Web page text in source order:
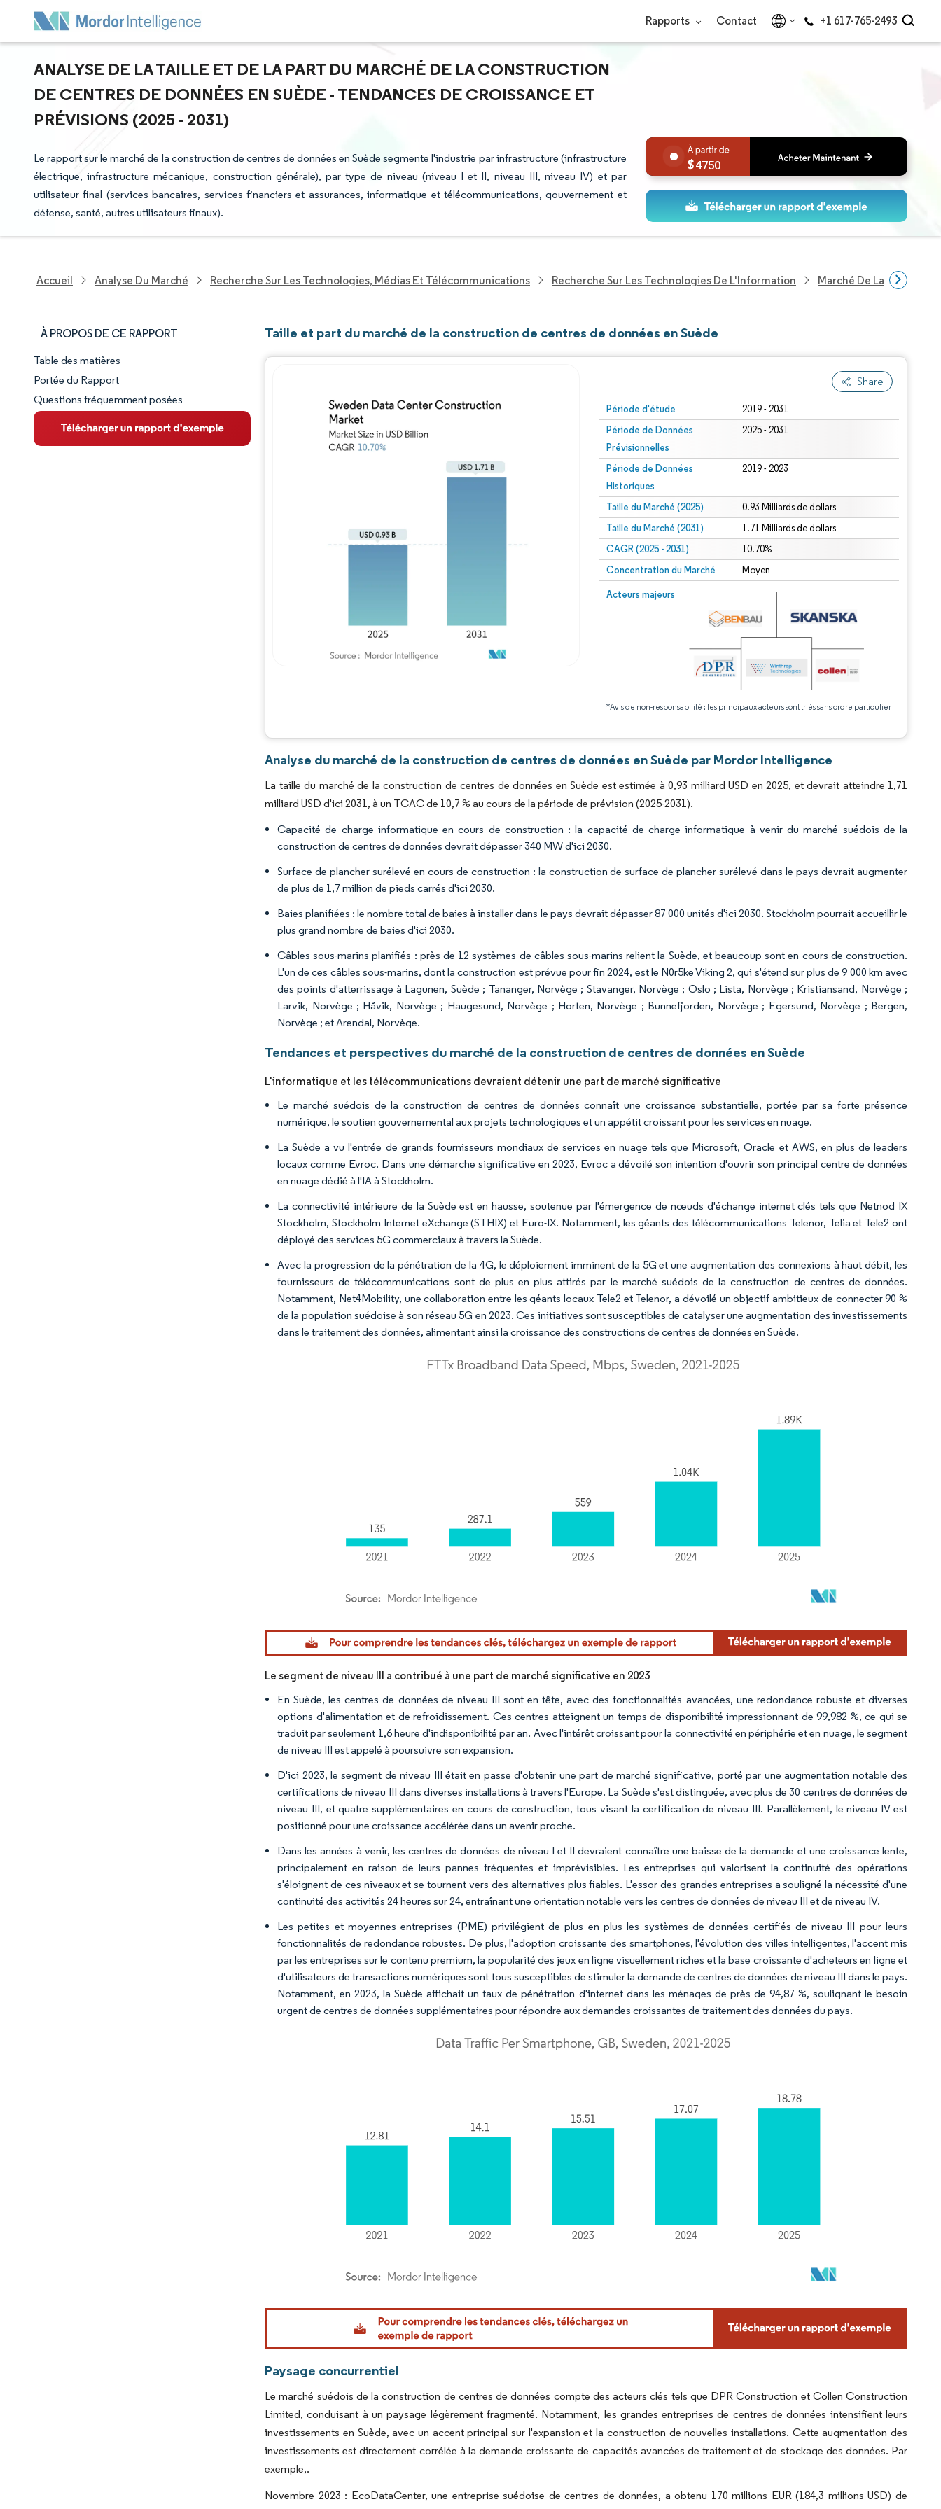
Rapports Contact +1 617-765-2493
ANALYSE DE LA TAILLE ET DE LA PART DU MARCHÉ DE LA CONSTRUCTION
DE CENTRES DE DONNÉES EN SUÈDE - TENDANCES DE CROISSANCE ET
PRÉVISIONS (2025 - 2031)
Le rapport sur le marché de la construction de centres de données en Suède segmente l'industrie par infrastructure (infrastructure
électrique, infrastructure mécanique, construction générale), par type de niveau (niveau I et II, niveau III, niveau IV) et par
utilisateur final (services bancaires, services financiers et assurances, informatique et télécommunications, gouvernement et
défense, santé, autres utilisateurs finaux).
4750
Accueil Analyse Du Marché Recherche Sur Les Technologies, Médias Et Télécommunications Recherche Sur Les Technologies De L'Information Marché De La
À PROPOS DE CE RAPPORT
Aperçu du marché
VUE D’ENSEMBLE DU MARCHÉ
Principales tendances du marché
Table des matières
Portée du Rapport
Questions fréquemment posées
Taille et part du marché de la construction de centres de données en Suède
Share
Période d'étude 2019 - 2031
Période de Données
Prévisionnelles
2025 - 2031
Période de Données
Historiques
2019 - 2023
Taille du Marché (2025) 0.93 Milliards de dollars
Taille du Marché (2031) 1.71 Milliards de dollars
CAGR (2025 - 2031) 10.70%
Concentration du Marché Moyen
Acteurs majeurs
*Avis de non-responsabilité : les principaux acteurs sont triés sans ordre particulier
Analyse du marché de la construction de centres de données en Suède par Mordor Intelligence
La taille du marché de la construction de centres de données en Suède est estimée à 0,93 milliard USD en 2025, et devrait atteindre 1,71
milliard USD d'ici 2031, à un TCAC de 10,7 % au cours de la période de prévision (2025-2031).
Capacité de charge informatique en cours de construction : la capacité de charge informatique à venir du marché suédois de la
construction de centres de données devrait dépasser 340 MW d'ici 2030.
Surface de plancher surélevé en cours de construction : la construction de surface de plancher surélevé dans le pays devrait augmenter
de plus de 1,7 million de pieds carrés d'ici 2030.
Baies planifiées : le nombre total de baies à installer dans le pays devrait dépasser 87 000 unités d'ici 2030. Stockholm pourrait accueillir le
plus grand nombre de baies d'ici 2030.
Câbles sous-marins planifiés : près de 12 systèmes de câbles sous-marins relient la Suède, et beaucoup sont en cours de construction.
L'un de ces câbles sous-marins, dont la construction est prévue pour fin 2024, est le N0r5ke Viking 2, qui s'étend sur plus de 9 000 km avec
des points d'atterrissage à Lagunen, Suède ; Tananger, Norvège ; Stavanger, Norvège ; Oslo ; Lista, Norvège ; Kristiansand, Norvège ;
Larvik, Norvège ; Håvik, Norvège ; Haugesund, Norvège ; Horten, Norvège ; Bunnefjorden, Norvège ; Egersund, Norvège ; Bergen,
Norvège ; et Arendal, Norvège.
Tendances et perspectives du marché de la construction de centres de données en Suède
L'informatique et les télécommunications devraient détenir une part de marché significative
Le marché suédois de la construction de centres de données connaît une croissance substantielle, portée par sa forte présence
numérique, le soutien gouvernemental aux projets technologiques et un appétit croissant pour les services en nuage.
La Suède a vu l'entrée de grands fournisseurs mondiaux de services en nuage tels que Microsoft, Oracle et AWS, en plus de leaders
locaux comme Evroc. Dans une démarche significative en 2023, Evroc a dévoilé son intention d'ouvrir son principal centre de données
en nuage dédié à l'IA à Stockholm.
La connectivité intérieure de la Suède est en hausse, soutenue par l'émergence de nœuds d'échange internet clés tels que Netnod IX
Stockholm, Stockholm Internet eXchange (STHIX) et Euro-IX. Notamment, les géants des télécommunications Telenor, Telia et Tele2 ont
déployé des services 5G commerciaux à travers la Suède.
Avec la progression de la pénétration de la 4G, le déploiement imminent de la 5G et une augmentation des connexions à haut débit, les
fournisseurs de télécommunications sont de plus en plus attirés par le marché suédois de la construction de centres de données.
Notamment, Net4Mobility, une collaboration entre les géants locaux Tele2 et Telenor, a dévoilé un objectif ambitieux de connecter 90 %
de la population suédoise à son réseau 5G en 2023. Ces initiatives sont susceptibles de catalyser une augmentation des investissements
dans le traitement des données, alimentant ainsi la croissance des constructions de centres de données en Suède.
Image © Mordor Intelligence. La réutilisation nécessite une attribution sous CC BY 4.0.
Le segment de niveau III a contribué à une part de marché significative en 2023
En Suède, les centres de données de niveau III sont en tête, avec des fonctionnalités avancées, une redondance robuste et diverses
options d'alimentation et de refroidissement. Ces centres atteignent un temps de disponibilité impressionnant de 99,982 %, ce qui se
traduit par seulement 1,6 heure d'indisponibilité par an. Avec l'intérêt croissant pour la connectivité en périphérie et en nuage, le segment
de niveau III est appelé à poursuivre son expansion.
D'ici 2023, le segment de niveau III était en passe d'obtenir une part de marché significative, porté par une augmentation notable des
certifications de niveau III dans diverses installations à travers l'Europe. La Suède s'est distinguée, avec plus de 30 centres de données de
niveau III, et quatre supplémentaires en cours de construction, tous visant la certification de niveau III. Parallèlement, le niveau IV est
positionné pour une croissance accélérée dans un avenir proche.
Dans les années à venir, les centres de données de niveau I et II devraient connaître une baisse de la demande et une croissance lente,
principalement en raison de leurs pannes fréquentes et imprévisibles. Les entreprises qui valorisent la continuité des opérations
s'éloignent de ces niveaux et se tournent vers des alternatives plus fiables. L'essor des grandes entreprises a souligné la nécessité d'une
continuité des activités 24 heures sur 24, entraînant une orientation notable vers les centres de données de niveau III et de niveau IV.
Les petites et moyennes entreprises (PME) privilégient de plus en plus les systèmes de données certifiés de niveau III pour leurs
fonctionnalités de redondance robustes. De plus, l'adoption croissante des smartphones, l'évolution des villes intelligentes, l'accent mis
par les entreprises sur le contenu premium, la popularité des jeux en ligne visuellement riches et la base croissante d'acheteurs en ligne et
d'utilisateurs de transactions numériques sont tous susceptibles de stimuler la demande de centres de données de niveau III dans le pays.
Notamment, en 2023, la Suède affichait un taux de pénétration d'internet dans les ménages de près de 94,87 %, soulignant le besoin
urgent de centres de données supplémentaires pour répondre aux demandes croissantes de traitement des données du pays.
Image © Mordor Intelligence. La réutilisation nécessite une attribution sous CC BY 4.0.
Paysage concurrentiel
Le marché suédois de la construction de centres de données compte des acteurs clés tels que DPR Construction et Collen Construction
Limited, conduisant à un paysage légèrement fragmenté. Notamment, les grandes entreprises de centres de données intensifient leurs
investissements en Suède, avec un accent principal sur l'expansion et la construction de nouvelles installations. Cette augmentation des
investissements est directement corrélée à la demande croissante de capacités avancées de traitement et de stockage des données. Par
exemple,.
Novembre 2023 : EcoDataCenter, une entreprise suédoise de centres de données, a obtenu 170 millions EUR (184,3 millions USD) de